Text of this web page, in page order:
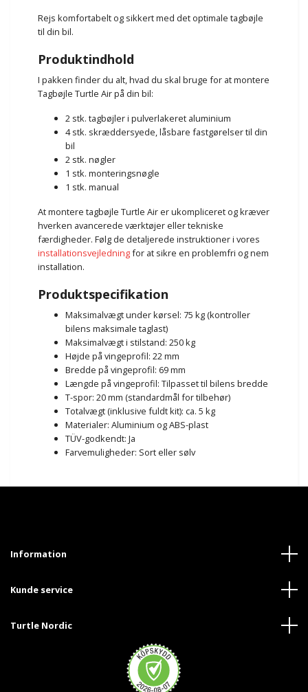
Rejs komfortabelt og sikkert med det optimale tagbøjle
til din bil.
Produktindhold
I pakken finder du alt, hvad du skal bruge for at montere
Tagbøjle Turtle Air på din bil:
2 stk. tagbøjler i pulverlakeret aluminium
4 stk. skræddersyede, låsbare fastgørelser til din
bil
2 stk. nøgler
1 stk. monteringsnøgle
1 stk. manual
At montere tagbøjle Turtle Air er ukompliceret og kræver
hverken avancerede værktøjer eller tekniske
færdigheder. Følg de detaljerede instruktioner i vores
installationsvejledningfor at sikre en problemfri og nem
installation.
Produktspecifikation
Maksimalvægt under kørsel: 75 kg (kontroller
bilens maksimale taglast)
Maksimalvægt i stilstand: 250 kg
Højde på vingeprofil: 22 mm
Bredde på vingeprofil: 69 mm
Længde på vingeprofil: Tilpasset til bilens bredde
T-spor: 20 mm (standardmål for tilbehør)
Totalvægt (inklusive fuldt kit): ca. 5 kg
Materialer: Aluminium og ABS-plast
TÜV-godkendt: Ja
Farvemuligheder: Sort eller sølv
Information
Kunde service
Turtle Nordic